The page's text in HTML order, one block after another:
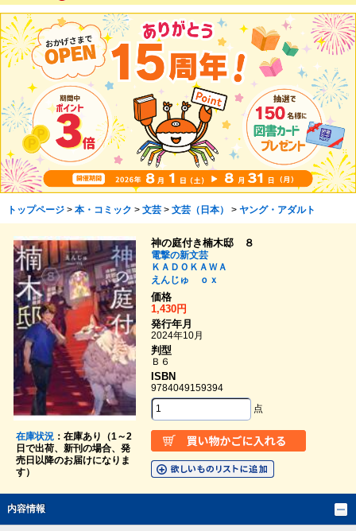
トップページ> 本・コミック > 文芸> 文芸（日本） > ヤング・アダルト
在庫状況：在庫あり（1～2
日で出荷、新刊の場合、発
売日以降のお届けになりま
す）
神の庭付き楠木邸 ８
電撃の新文芸
ＫＡＤＯＫＡＷＡ
えんじゅ
ｏｘ
価格
1,430円
発行年月
2024年10月
判型
Ｂ６
ISBN
9784049159394
点
内容情報